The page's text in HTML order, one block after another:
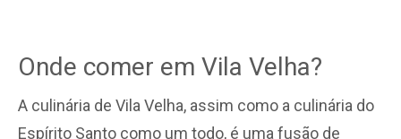
Onde comer em Vila Velha?
A culinária de Vila Velha, assim como a culinária do
Espírito Santo como um todo, é uma fusão de